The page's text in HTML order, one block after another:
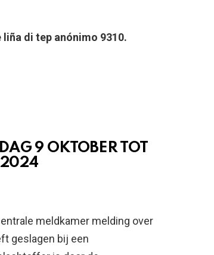
liña di tep anónimo 9310.
9 OKTOBER TOT
2024
meldkamer melding over
geslagen bij een